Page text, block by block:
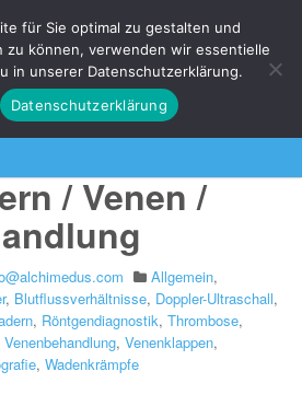
DATENSCHUTZERKLÄRUNG
Venen-Themen: Krampfadern,
& Co
/ Venen /
Allgemein,
, Blutflussverhältnisse, Doppler-Ultraschall,
, Röntgendiagnostik, Thrombose,
Venenbehandlung, Venenklappen,
, Wadenkrämpfe
für Sie optimal zu gestalten und
können, verwenden wir essentielle
in unserer Datenschutzerklärung.
Datenschutzerklärung